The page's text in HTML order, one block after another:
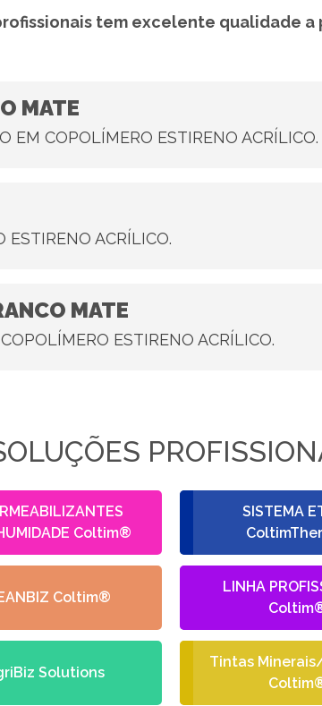
tem excelente qualidade a
MATE
EM COPOLÍMERO ESTIRENO ACRÍLICO.
ACRÍLICO.
MATE
ESTIRENO ACRÍLICO.
Coltim®
Coltim®
Solutions
SISTEMA
LINHA
Tintas